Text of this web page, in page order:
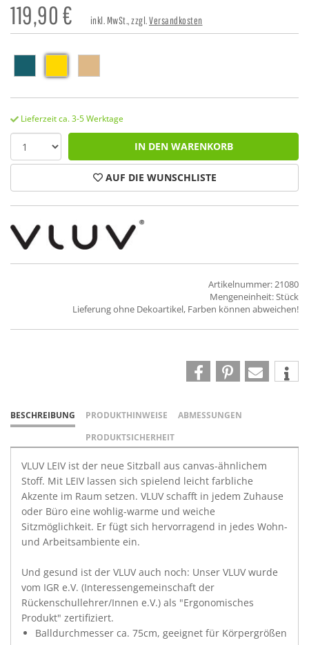
119,90€ inkl. MwSt., zzgl.Versandkosten
Lieferzeit ca. 3-5 Werktage
IN DEN WARENKORB
AUF DIE WUNSCHLISTE
Artikelnummer: 21080
Mengeneinheit: Stück
Lieferung ohne Dekoartikel, Farben können abweichen!
BESCHREIBUNG PRODUKTHINWEISE
ABMESSUNGEN
PRODUKTSICHERHEIT
VLUV LEIV ist der neue Sitzball aus canvas-ähnlichem
Stoff. Mit LEIV lassen sich spielend leicht farbliche
Akzente im Raum setzen. VLUV schafft in jedem Zuhause
oder Büro eine wohlig-warme und weiche
Sitzmöglichkeit. Er fügt sich hervorragend in jedes Wohn-
und Arbeitsambiente ein.
Und gesund ist der VLUV auch noch: Unser VLUV wurde
vom IGR e.V. (Interessengemeinschaft der
Rückenschullehrer/Innen e.V.) als "Ergonomisches
Produkt" zertifiziert.
Balldurchmesser ca. 75cm, geeignet für Körpergrößen